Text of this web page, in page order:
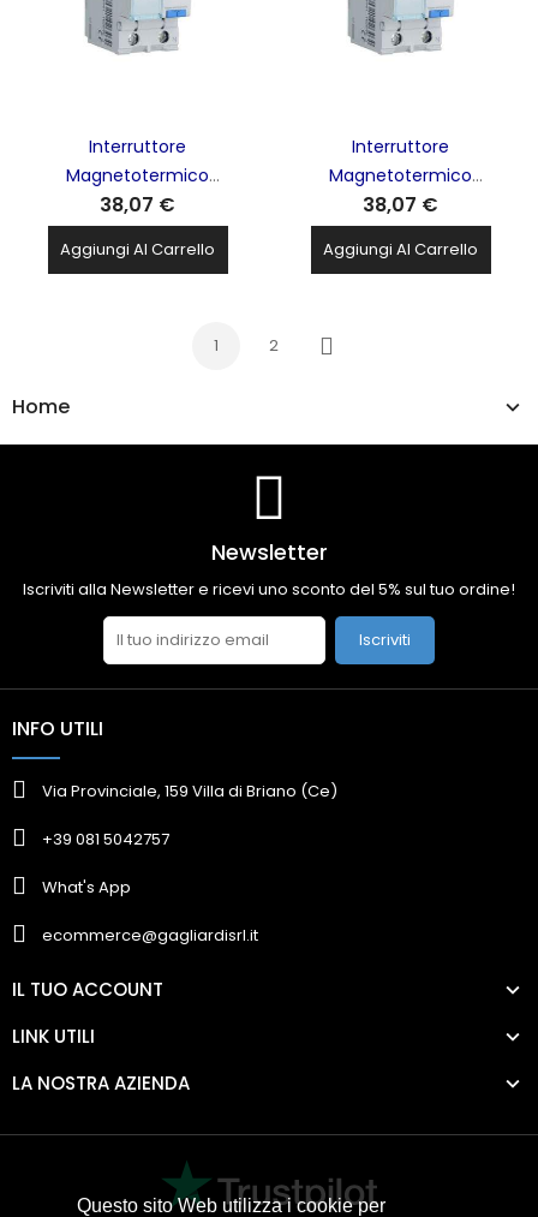
Questo sito Web utilizza i cookie per
Home
Interruttore
Magnetotermico
Automatico Differenziale
1p+N 20A C 4.5Ka 30Ma AC
2M HAGER - ADC820H
38,07 €
Aggiungi Al Carrello
Interruttore
Magnetotermico
Automatico Differenziale
1p+N 25A C 4.5Ka 30Ma AC
2M HAGER - ADC825H
38,07 €
Aggiungi Al Carrello
1 2
Successivo
Newsletter
Iscriviti alla Newsletter e ricevi uno sconto del 5% sul tuo ordine!
Iscriviti
INFO UTILI
Via Provinciale, 159 Villa di Briano (Ce)
+39 081 5042757
What's App
ecommerce@gagliardisrl.it
IL TUO ACCOUNT
LINK UTILI
LA NOSTRA AZIENDA